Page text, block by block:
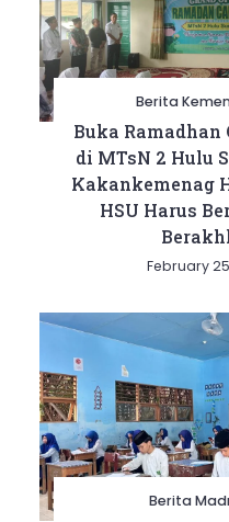
Berita
Buka Ramadhan
di MTsN 2 Hulu
Kakankemenag
HSU Harus
February
Berita